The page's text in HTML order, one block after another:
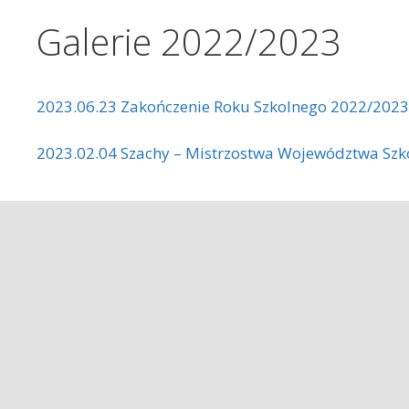
Galerie 2022/2023
2023.06.23 Zakończenie Roku Szkolnego 2022/2023
2023.02.04 Szachy – Mistrzostwa Województwa